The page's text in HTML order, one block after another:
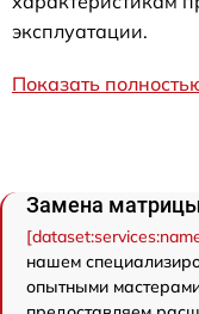
эксплуатации.
Показать
Замена матрицы
нашем
опытными